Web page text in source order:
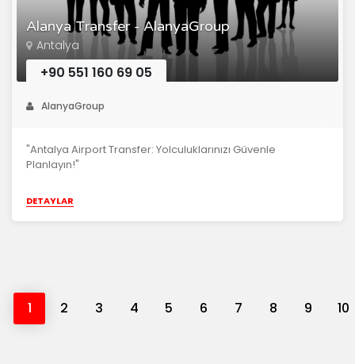
Alanya Transfer - AlanyaGroup
Antalya
+90 551 160 69 05
AlanyaGroup
"Antalya Airport Transfer: Yolculuklarınızı Güvenle
Planlayın!"
DETAYLAR
1 2 3 4 5 6 7 8 9 10